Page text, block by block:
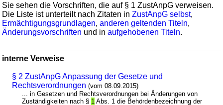
Sie sehen die Vorschriften, die auf § 1 ZustAnpG verweisen.
Die Liste ist unterteilt nach Zitaten inZustAnpG selbst,
Ermächtigungsgrundlagen,anderen geltenden Titeln,
Änderungsvorschriften und inaufgehobenen Titeln.
interne Verweise
§ 2 ZustAnpG Anpassung der Gesetze und
Rechtsverordnungen (vom 08.09.2015)
... in Gesetzen und Rechtsverordnungen bei Änderungen von
Zuständigkeiten nach § 1 Abs. 1 die Behördenbezeichnung der